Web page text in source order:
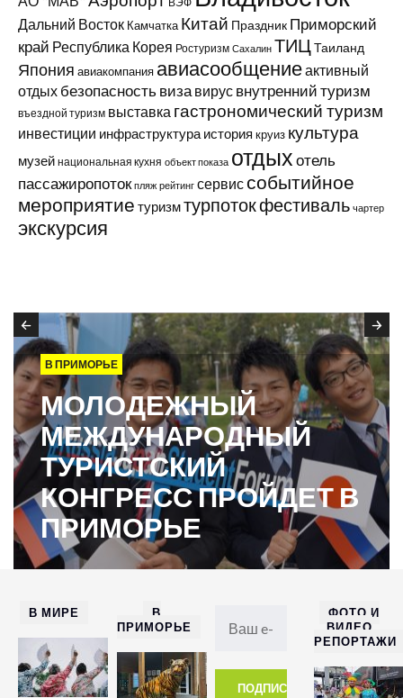
Дальний Восток Камчатка Китай Праздник Приморский
край Республика Корея Ростуризм Сахалин ТИЦТаиланд
Япония авиакомпания авиасообщениеактивный
отдых безопасность виза вирус внутренний туризм
въездной туризм выставка гастрономический туризм
инвестиции инфраструктура история круиз культура
музей национальная кухня объект показа отдыхотель
пассажиропоток пляж рейтинг сервис событийное
мероприятие туризмтурпотокфестиваль чартер
экскурсия
В ПРИМОРЬЕ
МОЛОДЕЖНЫЙ
МЕЖДУНАРОДНЫЙ
ТУРИСТСКИЙ
КОНГРЕСС ПРОЙДЕТ В
ПРИМОРЬЕ
В МИРЕ
В
ПРИМОРЬЕ
ФОТО И
ВИДЕО
РЕПОРТАЖИ